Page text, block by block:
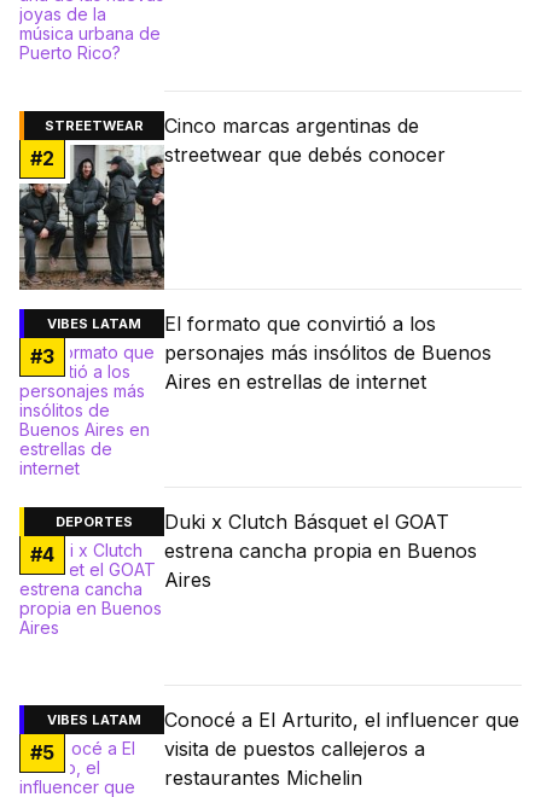
STREETWEAR
#2
Cinco marcas argentinas de
streetwear que debés conocer
VIBES LATAM
#3
El formato que convirtió a los
personajes más insólitos de Buenos
Aires en estrellas de internet
DEPORTES
#4
Duki x Clutch Básquet el GOAT
estrena cancha propia en Buenos
Aires
VIBES LATAM
#5
Conocé a El Arturito, el influencer que
visita de puestos callejeros a
restaurantes Michelin